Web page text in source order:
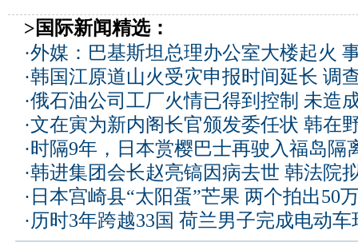
>国际新闻精选：
·外媒：巴基斯坦总理办公室大楼起火
·韩国江原道山火受灾申报时间延长 调
·俄石油公司工厂火情已得到控制 未造
·文在寅为新内阁长官颁发委任状 韩在
·时隔9年，日本赏樱巴士再驶入福岛隔
·韩进集团会长赵亮镐因病去世 韩法院
· 日本宫崎县“太阳蛋”芒果 两个拍出50
·历时3年跨越33国 荷兰男子完成电动车